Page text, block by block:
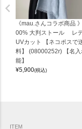
《mau.さんコラボ商品
00% 大判ストール レ
UVカット 【ネコポスで
料】 (08000252r) 【名
能】
¥5,900(税込)
ITEM